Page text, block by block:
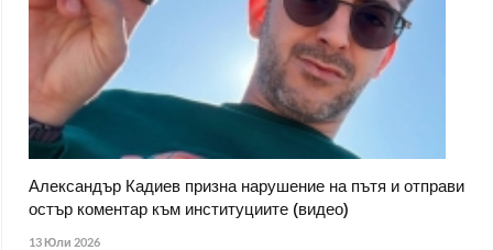
Александър Кадиев призна нарушение на пътя и отправи
остър коментар към институциите (видео)
13 Юли 2026